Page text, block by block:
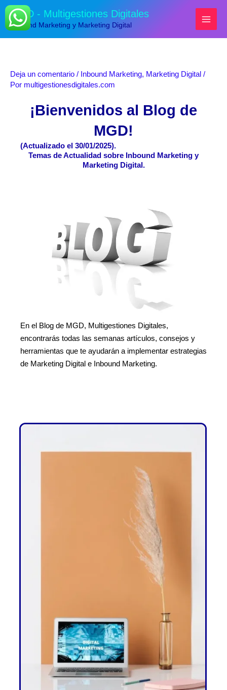
contenido
MGD - Multigestiones Digitales
Inbound Marketing y Marketing Digital
Deja un comentario / Inbound Marketing, Marketing Digital /
Por multigestionesdigitales.com
¡Bienvenidos al Blog de
MGD!
(Actualizado el 30/01/2025).
Temas de Actualidad sobre Inbound Marketing y
Marketing Digital.
En el Blog de MGD, Multigestiones Digitales,
encontrarás todas las semanas artículos, consejos y
herramientas que te ayudarán a implementar estrategias
de Marketing Digital e Inbound Marketing.